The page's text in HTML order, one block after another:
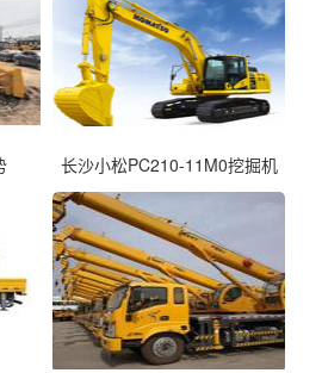
长沙小松PC210-11M0挖掘机